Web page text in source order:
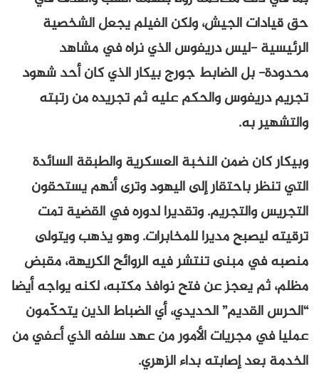
حق قيادات الجيش، ولكن الفيلم يجعل الشخصية
الرئيسية -ليس دريفوس الذي نراه في مشاهد
محدودة- بل الضابط جورج بيكار الذي كان أحد شهود
تجريم دريفوس والحكم عليه ثم تجريده من رتبته
والتشهير به.
وبيكار كان ضمن النخبة العسكرية والطبقة السائدة
التي تنظر باحتقار إلى اليهود وترى أنهم يستحقون
التجريس والتجريم. وتقديرا لدوره في القضية تمت
ترقيته ليصبح مديرا للمخابرات. وهو يذهب ويتولى
منصبه في مبنى تنتشر فيه الروائح الكريهة، مقبض
مظلم، ثم يعجز عن فتح نوافذ مكتبه، لكنه يواجه أيضا
“الحرس القديم” الحديدي، أي الضباط الذين يتحكّمون
عمليا في مجريات الأمور من عهد سلفه الذي أعفي من
الخدمة بعد إصابته بداء الزهري.